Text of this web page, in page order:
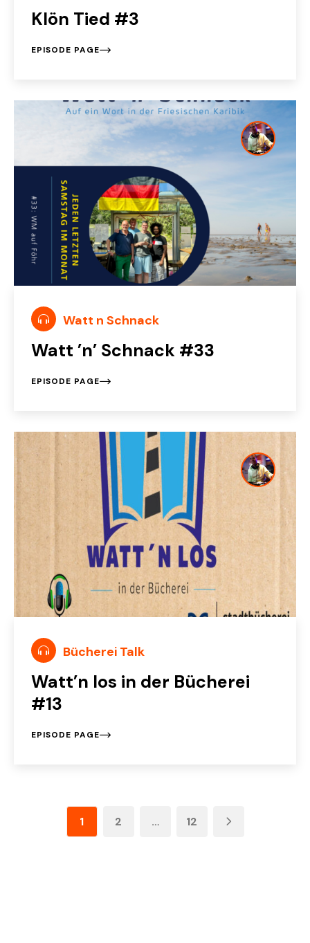
Klön Tied #3
EPISODE PAGE
Watt n Schnack
Watt ’n’ Schnack #33
EPISODE PAGE
Bücherei Talk
Watt’n los in der Bücherei
#13
EPISODE PAGE
1 2 … 12